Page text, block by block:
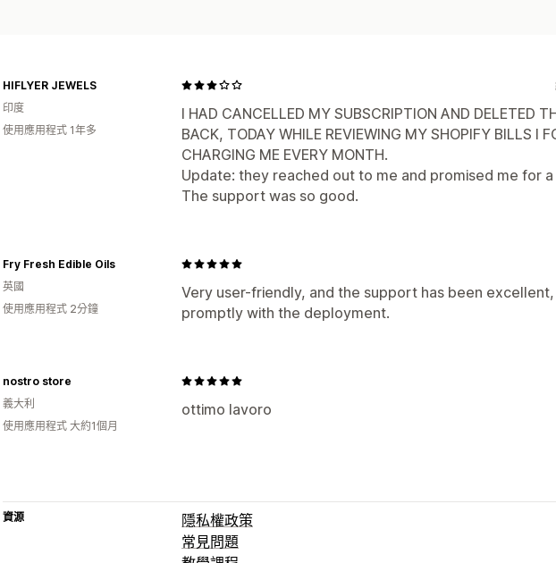
I HAD CANCELLED MY SUBSCRIPTION AND DELETED
BACK, TODAY WHILE REVIEWING MY SHOPIFY BILLS I
CHARGING ME EVERY MONTH.
Update: they reached out to me and promised me for
The support was so good.
HIFLYER JEWELS
印度
使用應用程式 1年多
Very user-friendly, and the support has been excellent,
promptly with the deployment.
Fry Fresh Edible Oils
英國
使用應用程式 2分鐘
ottimo lavoro
nostro store
義大利
使用應用程式 大約1個月
資源
隱私權政策
常見問題